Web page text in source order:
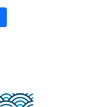
do koszyka